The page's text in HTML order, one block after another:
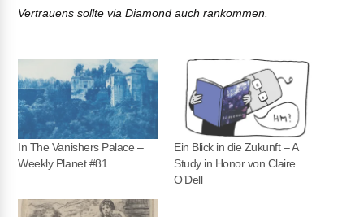
Vertrauens sollte via Diamond auch rankommen.
In The Vanishers Palace –
Weekly Planet #81
Ein Blick in die Zukunft – A
Study in Honor von Claire
O’Dell